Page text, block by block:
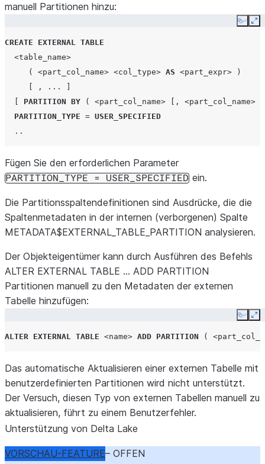
manuell Partitionen hinzu:
Copy
CREATE EXTERNAL TABLE
<table_name>
(
<part_col_name> <col_type> AS <part_expr>
)
, ...
PARTITION BY ( <part_col_name> [, <part_col_name>
PARTITION_TYPE = USER_SPECIFIED
..
Fügen Sie den erforderlichen Parameter
PARTITION_TYPE = USER_SPECIFIED ein.
Die Partitionsspaltendefinitionen sind Ausdrücke, die die
Spaltenmetadaten in der internen (verborgenen) Spalte
METADATA$EXTERNAL_TABLE_PARTITION analysieren.
Der Objekteigentümer kann durch Ausführen des Befehls
ALTER EXTERNAL TABLE … ADD PARTITION
Partitionen manuell zu den Metadaten der externen
Tabelle hinzufügen:
Copy
ALTER EXTERNAL TABLE <name> ADD PARTITION (
Das automatische Aktualisieren einer externen Tabelle mit
benutzerdefinierten Partitionen wird nicht unterstützt.
Der Versuch, diesen Typ von externen Tabellen manuell zu
aktualisieren, führt zu einem Benutzerfehler.
Unterstützung von Delta Lake
VORSCHAU-FEATURE– OFFEN